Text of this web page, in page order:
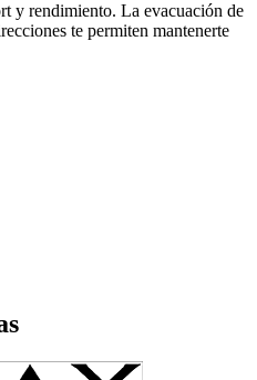
y rendimiento. La evacuación de
te permiten mantenerte